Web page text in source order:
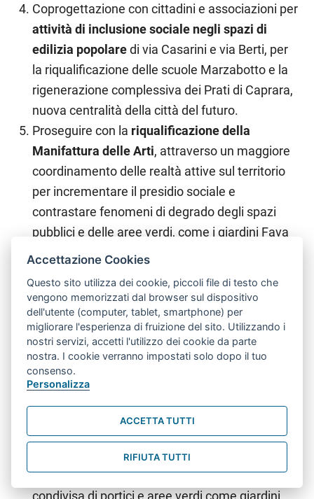
Coprogettazione con cittadini e associazioni per
attività di inclusione sociale negli spazi di
edilizia popolaredi via Casarini e via Berti, per
la riqualificazione delle scuole Marzabotto e la
rigenerazione complessiva dei Prati di Caprara,
nuova centralità della città del futuro.
Proseguire con la riqualificazione della
Manifattura delle Arti, attraverso un maggiore
coordinamento delle realtà attive sul territorio
per incrementare il presidio sociale e
contrastare fenomeni di degrado degli spazi
pubblici e delle aree verdi, come i giardini Fava
e Pincherle. Con la stessa finalità è stato
per la gestione condivisa degli spazi comuni
all’interno di alloggi di edilizia pubblica.
Interventi per il commercio che favoriscano
l’integrazione tra le esigenze dei residenti e lo
sviluppo armonico delle attività commerciali
nell’area intorno al Mercato delle Erbe e
sull’asse di via San Felice.
Rigenerazione dell’area circostante via San
Felice e via Riva Renoagevolando le varie
forme di mobilità e promuovendo la cura
Accettazione Cookies
Questo sito utilizza dei cookie, piccoli file di testo che
vengono memorizzati dal browser sul dispositivo
dell'utente (computer, tablet, smartphone) per
migliorare l'esperienza di fruizione del sito. Utilizzando i
nostri servizi, accetti l'utilizzo dei cookie da parte
nostra. I cookie verranno impostati solo dopo il tuo
consenso.
Personalizza
ACCETTA TUTTI
RIFIUTA TUTTI